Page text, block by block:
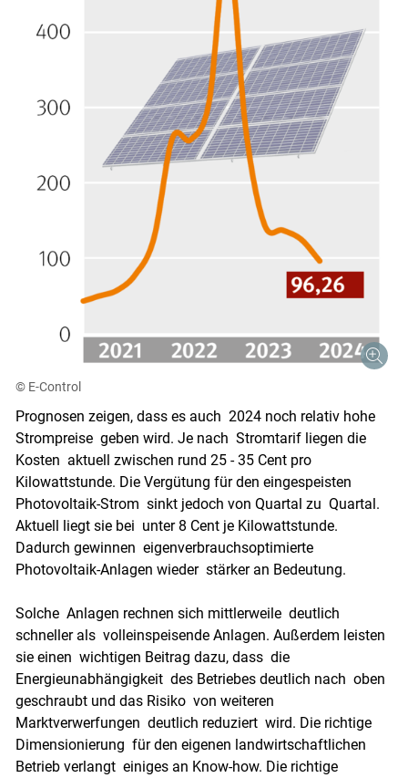
Skip to main content
© E-Control
Prognosen zeigen, dass es auch 2024 noch relativ hohe
Strompreise geben wird. Je nach Stromtarif liegen die
Kosten aktuell zwischen rund 25 - 35 Cent pro
Kilowattstunde. Die Vergütung für den eingespeisten
Photovoltaik-Strom sinkt jedoch von Quartal zu Quartal.
Aktuell liegt sie bei unter 8 Cent je Kilowattstunde.
Dadurch gewinnen eigenverbrauchsoptimierte
Photovoltaik-Anlagen wieder stärker an Bedeutung.
Solche Anlagen rechnen sich mittlerweile deutlich
schneller als volleinspeisende Anlagen. Außerdem leisten
sie einen wichtigen Beitrag dazu, dass die
Energieunabhängigkeit des Betriebes deutlich nach oben
geschraubt und das Risiko von weiteren
Marktverwerfungen deutlich reduziert wird. Die richtige
Dimensionierung für den eigenen landwirtschaftlichen
Betrieb verlangt einiges an Know-how. Die richtige